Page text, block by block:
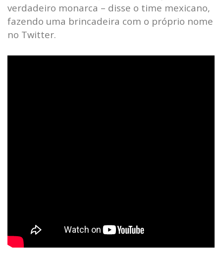
verdadeiro monarca – disse o time mexicano,
fazendo uma brincadeira com o próprio nome
no Twitter.